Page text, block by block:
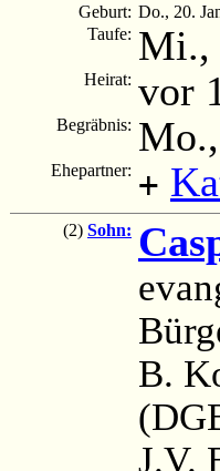
Geburt: Do., 20.
Taufe: Mi.,
Heirat: vor
Begräbnis:
Ehepartner: +
(2) Sohn:
B.
J.V.